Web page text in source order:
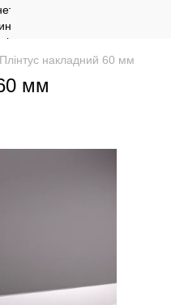
Плінтус накладний 60 мм
мм